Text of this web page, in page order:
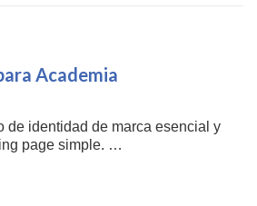
Academia
de identidad de marca esencial y
page simple.